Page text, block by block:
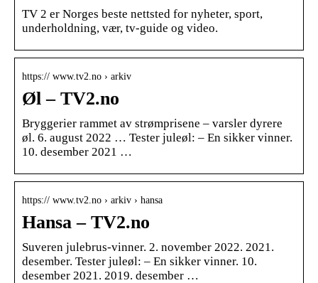
TV 2 er Norges beste nettsted for nyheter, sport,
underholdning, vær, tv-guide og video.
https:// www.tv2.no › arkiv
Øl – TV2.no
Bryggerier rammet av strømprisene – varsler dyrere
øl. 6. august 2022 … Tester juleøl: – En sikker vinner.
10. desember 2021 …
https:// www.tv2.no › arkiv › hansa
Hansa – TV2.no
Suveren julebrus-vinner. 2. november 2022. 2021.
desember. Tester juleøl: – En sikker vinner. 10.
desember 2021. 2019. desember …